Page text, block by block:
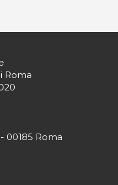
Roma
00185 Roma